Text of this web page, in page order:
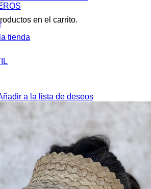
en el carrito.
tienda
a la lista de deseos